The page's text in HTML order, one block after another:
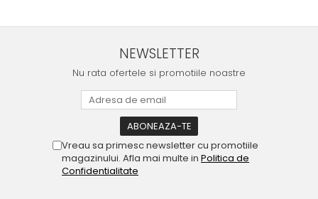
NEWSLETTER
Nu rata ofertele si promotiile noastre
Vreau sa primesc newsletter cu promotiile
magazinului. Afla mai multe in Politica de
Confidentialitate